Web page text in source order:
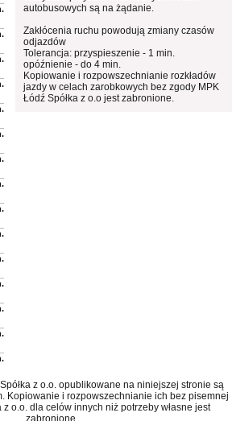
autobusowych są na żądanie.
Zakłócenia ruchu powodują zmiany czasów
odjazdów
Tolerancja: przyspieszenie - 1 min.
opóźnienie - do 4 min.
Kopiowanie i rozpowszechnianie rozkładów
jazdy w celach zarobkowych bez zgody MPK
Łódź Spółka z o.o jest zabronione.
z o.o. opublikowane na niniejszej stronie są
Kopiowanie i rozpowszechnianie ich bez pisemnej
z o.o. dla celów innych niż potrzeby własne jest
zabronione.